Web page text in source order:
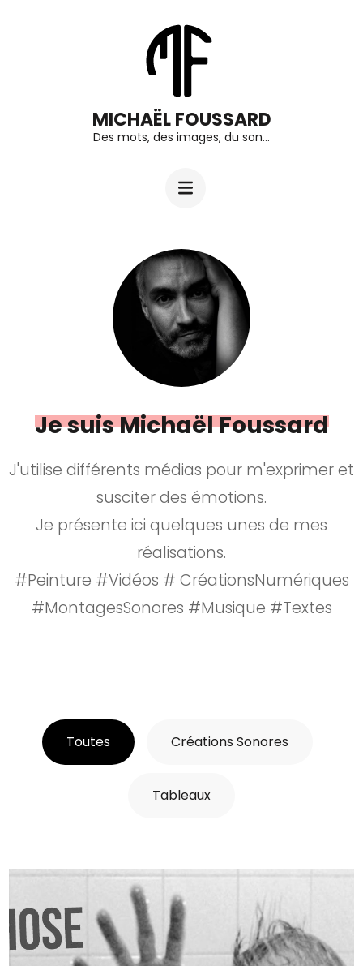
au
contenu
(Pressez
Entrée)
MICHAËL FOUSSARD
Des mots, des images, du son…
Je suis Michaël Foussard
J'utilise différents médias pour m'exprimer et
susciter des émotions.
Je présente ici quelques unes de mes
réalisations.
#Peinture #Vidéos # CréationsNumériques
#MontagesSonores #Musique #Textes
Toutes Créations Sonores
Tableaux